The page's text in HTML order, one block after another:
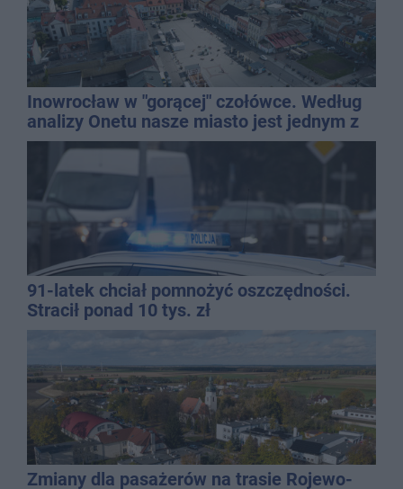
Inowrocław w "gorącej" czołówce. Według
analizy Onetu nasze miasto jest jednym z
najbardziej narażonych na upały
91-latek chciał pomnożyć oszczędności.
Stracił ponad 10 tys. zł
Zmiany dla pasażerów na trasie Rojewo-